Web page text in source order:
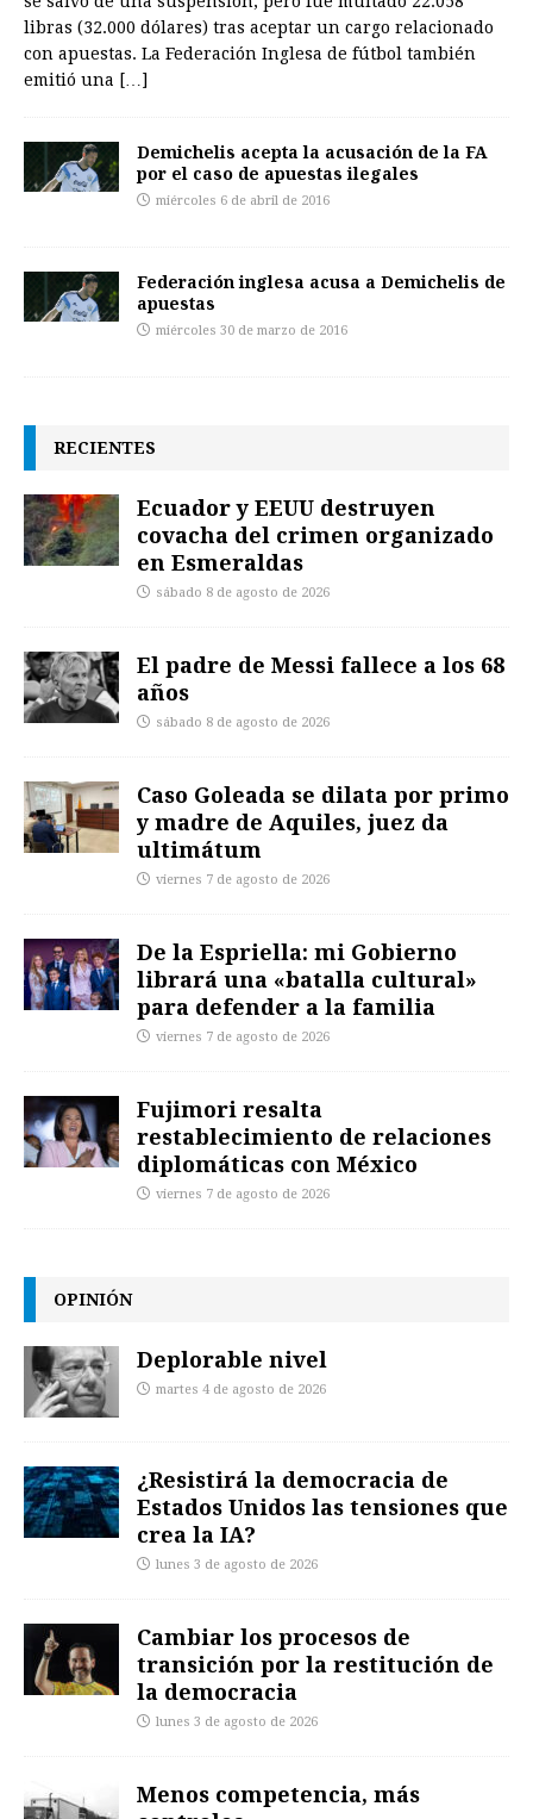
libras (32.000 dólares) tras aceptar un cargo relacionado
con apuestas. La Federación Inglesa de fútbol también
emitió una […]
Demichelis acepta la acusación de la FA
por el caso de apuestas ilegales
miércoles 6 de abril de 2016
Federación inglesa acusa a Demichelis de
apuestas
miércoles 30 de marzo de 2016
RECIENTES
Ecuador y EEUU destruyen
covacha del crimen organizado
en Esmeraldas
sábado 8 de agosto de 2026
El padre de Messi fallece a los 68
años
sábado 8 de agosto de 2026
Caso Goleada se dilata por primo
y madre de Aquiles, juez da
ultimátum
viernes 7 de agosto de 2026
De la Espriella: mi Gobierno
librará una «batalla cultural»
para defender a la familia
viernes 7 de agosto de 2026
Fujimori resalta
restablecimiento de relaciones
diplomáticas con México
viernes 7 de agosto de 2026
OPINIÓN
Deplorable nivel
martes 4 de agosto de 2026
¿Resistirá la democracia de
Estados Unidos las tensiones que
crea la IA?
lunes 3 de agosto de 2026
Cambiar los procesos de
transición por la restitución de
la democracia
lunes 3 de agosto de 2026
Menos competencia, más